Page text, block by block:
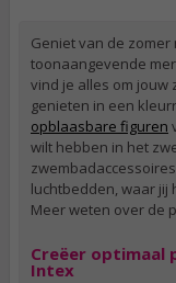
Geniet van de zomer
toonaangevende
vind je alles om jouw
genieten in een
opblaasbare figuren
wilt hebben in het
luchtbedden, waar jij
Meer weten over de
Creëer optimaal
Intex